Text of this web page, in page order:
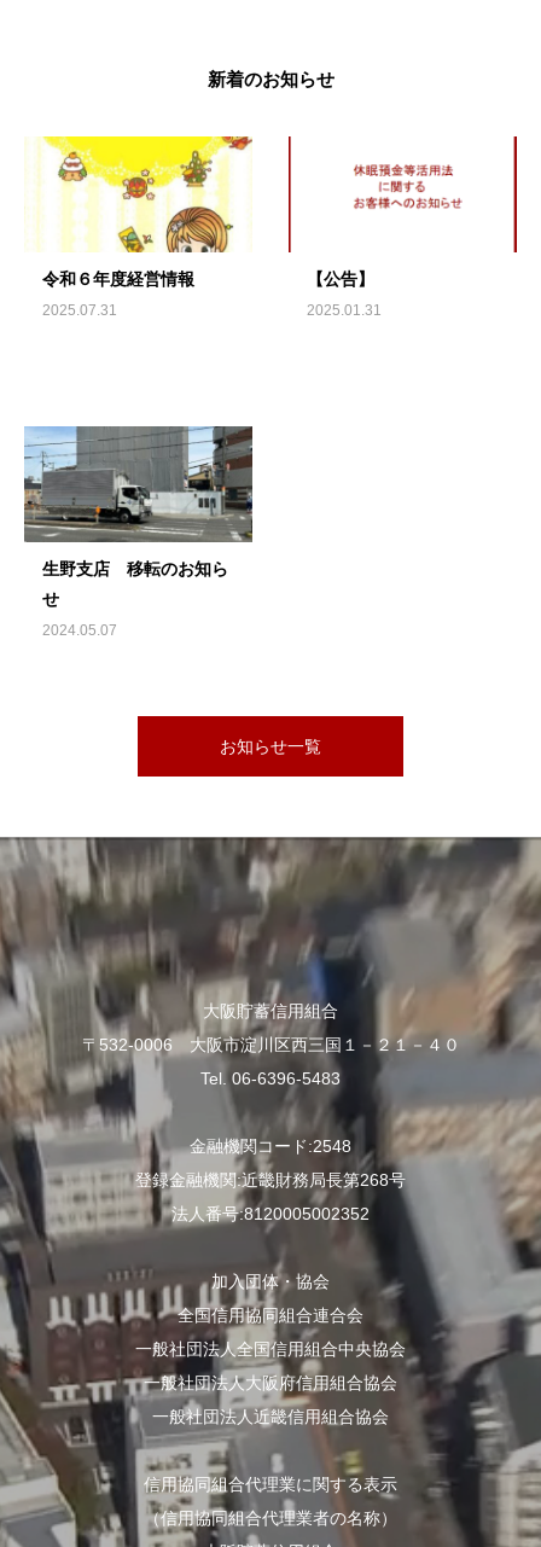
新着のお知らせ
令和６年度経営情報
2025.07.31
【公告】
2025.01.31
生野支店 移転のお知ら
せ
2024.05.07
お知らせ一覧
大阪貯蓄信用組合
〒532-0006 大阪市淀川区西三国１－２１－４０
Tel. 06-6396-5483
金融機関コード:2548
登録金融機関:近畿財務局長第268号
法人番号:8120005002352
加入団体・協会
全国信用協同組合連合会
一般社団法人全国信用組合中央協会
一般社団法人大阪府信用組合協会
一般社団法人近畿信用組合協会
信用協同組合代理業に関する表示
（信用協同組合代理業者の名称）